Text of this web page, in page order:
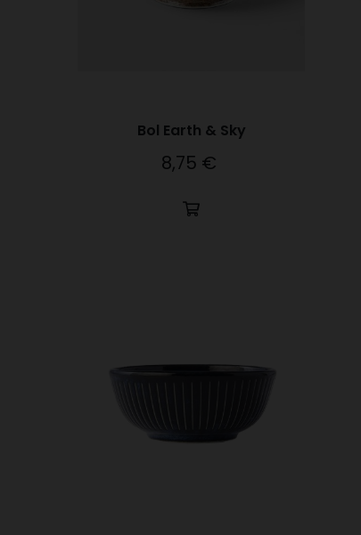
Bol Earth & Sky
Precio
8,75 €